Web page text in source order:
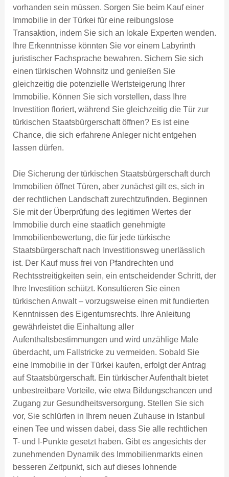
vorhanden sein müssen. Sorgen Sie beim Kauf einer
Immobilie in der Türkei für eine reibungslose
Transaktion, indem Sie sich an lokale Experten wenden.
Ihre Erkenntnisse könnten Sie vor einem Labyrinth
juristischer Fachsprache bewahren. Sichern Sie sich
einen türkischen Wohnsitz und genießen Sie
gleichzeitig die potenzielle Wertsteigerung Ihrer
Immobilie. Können Sie sich vorstellen, dass Ihre
Investition floriert, während Sie gleichzeitig die Tür zur
türkischen Staatsbürgerschaft öffnen? Es ist eine
Chance, die sich erfahrene Anleger nicht entgehen
lassen dürfen.
Die Sicherung der türkischen Staatsbürgerschaft durch
Immobilien öffnet Türen, aber zunächst gilt es, sich in
der rechtlichen Landschaft zurechtzufinden. Beginnen
Sie mit der Überprüfung des legitimen Wertes der
Immobilie durch eine staatlich genehmigte
Immobilienbewertung, die für jede türkische
Staatsbürgerschaft nach Investitionsweg unerlässlich
ist. Der Kauf muss frei von Pfandrechten und
Rechtsstreitigkeiten sein, ein entscheidender Schritt, der
Ihre Investition schützt. Konsultieren Sie einen
türkischen Anwalt – vorzugsweise einen mit fundierten
Kenntnissen des Eigentumsrechts. Ihre Anleitung
gewährleistet die Einhaltung aller
Aufenthaltsbestimmungen und wird unzählige Male
überdacht, um Fallstricke zu vermeiden. Sobald Sie
eine Immobilie in der Türkei kaufen, erfolgt der Antrag
auf Staatsbürgerschaft. Ein türkischer Aufenthalt bietet
unbestreitbare Vorteile, wie etwa Bildungschancen und
Zugang zur Gesundheitsversorgung. Stellen Sie sich
vor, Sie schlürfen in Ihrem neuen Zuhause in Istanbul
einen Tee und wissen dabei, dass Sie alle rechtlichen
T- und I-Punkte gesetzt haben. Gibt es angesichts der
zunehmenden Dynamik des Immobilienmarkts einen
besseren Zeitpunkt, sich auf dieses lohnende